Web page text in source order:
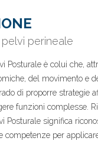
perineale
Posturale è colui che,
del movimento e
di proporre strategie
funzioni complesse.
Posturale significa
competenze per